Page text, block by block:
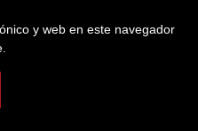
y web en este navegador